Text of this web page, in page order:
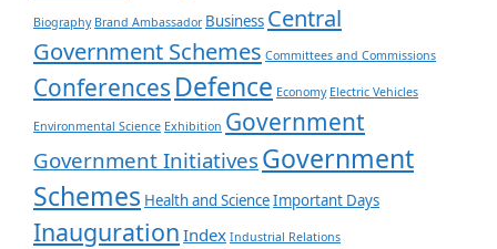
Biography Brand Ambassador Business Central
Government Schemes Committees and Commissions
Conferences Defence Economy Electric Vehicles
Environmental Science Exhibition Government
Government Initiatives Government
Schemes Health and ScienceImportant Days
Inauguration Index Industrial Relations